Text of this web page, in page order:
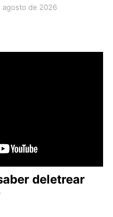
agosto de 2026
deletrear